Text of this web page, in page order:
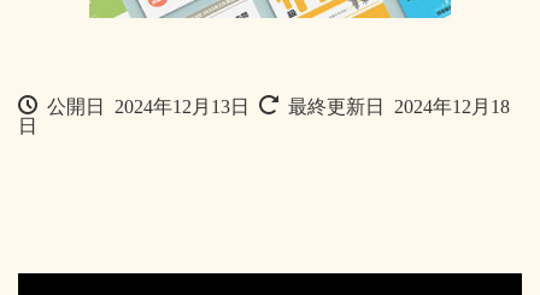
公開日 2024年12月13日
最終更新日 2024年12月18
日